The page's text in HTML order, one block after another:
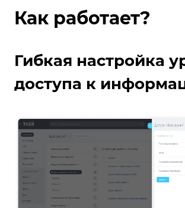
Как работает?
Гибкая настройка
доступа к